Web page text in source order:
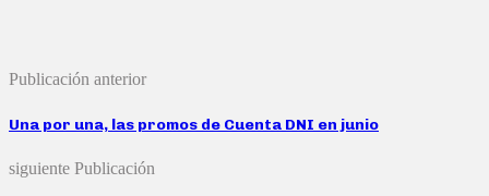
Publicación anterior
Una por una, las promos de Cuenta DNI en junio
siguiente Publicación